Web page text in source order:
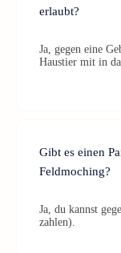
erlaubt?
Ja, gegen eine
Haustier mit in
Gibt es einen
Feldmoching?
Ja, du kannst
zahlen).